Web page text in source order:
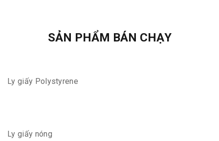
SẢN PHẨM BÁN CHẠY
Ly giấy Polystyrene
Ly giấy nóng